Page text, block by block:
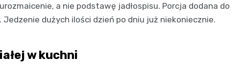
a nie podstawę jadłospisu. Porcja dodana do
dużych ilości dzień po dniu już niekoniecznie.
w kuchni